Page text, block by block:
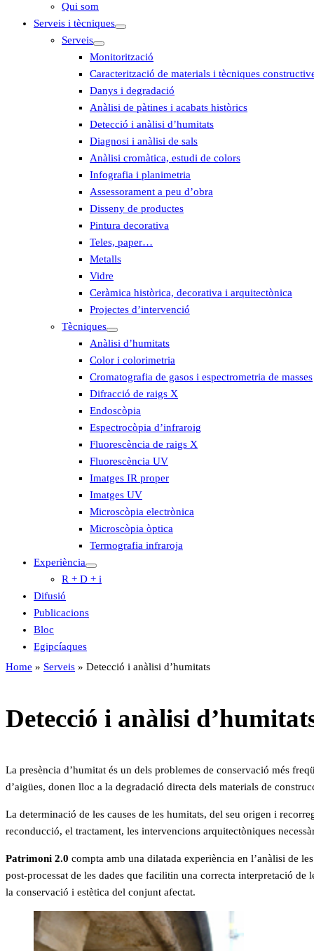
Qui som
Serveis i tècniques
Serveis
Monitorització
Caracterització de materials i tècniques
Danys i degradació
Anàlisi de pàtines i acabats històrics
Detecció i anàlisi d’humitats
Diagnosi i anàlisi de sals
Anàlisi cromàtica, estudi de colors
Infografia i planimetria
Assessorament a peu d’obra
Disseny de productes
Pintura decorativa
Teles, paper…
Metalls
Vidre
Ceràmica històrica, decorativa i arquitectònica
Projectes d’intervenció
Tècniques
Anàlisi d’humitats
Color i colorimetria
Cromatografia de gasos i espectrometria de masses
Difracció de raigs X
Endoscòpia
Espectrocòpia d’infraroig
Fluorescència de raigs X
Fluorescència UV
Imatges IR proper
Imatges UV
Microscòpia electrònica
Microscòpia òptica
Termografia infraroja
Experiència
R + D + i
Difusió
Publicacions
Bloc
Egipcíaques
Home » Serveis » Detecció i anàlisi d’humitats
Detecció i anàlisi
La presència d’humitat és un dels problemes de conservació més
d’aigües, donen lloc a la degradació directa dels materials de
La determinació de les causes de les humitats, del seu origen i
reconducció, el tractament, les intervencions arquitectòniques
Patrimoni 2.0 compta amb una dilatada experiència en l’anàlisi de
post-processat de les dades que facilitin una correcta interpretació
la conservació i estètica del conjunt afectat.